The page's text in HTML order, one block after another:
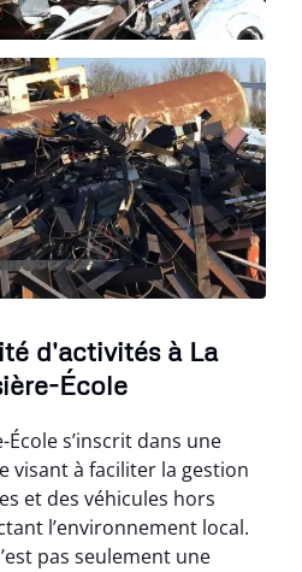
d'activités à La
École
École s’inscrit dans une
visant à faciliter la gestion
et des véhicules hors
l’environnement local.
pas seulement une